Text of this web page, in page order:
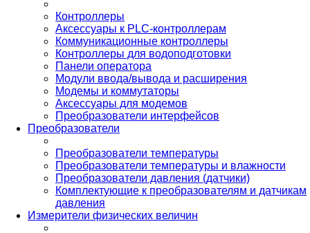
Контроллеры
Аксессуары к PLC-контроллерам
Коммуникационные контроллеры
Контроллеры для водоподготовки
Панели оператора
Модули ввода/вывода и расширения
Модемы и коммутаторы
Аксессуары для модемов
Преобразователи интерфейсов
Преобразователи
Преобразователи температуры
Преобразователи температуры и влажности
Преобразователи давления (датчики)
Комплектующие к преобразователям и датчикам
давления
Измерители физических величин